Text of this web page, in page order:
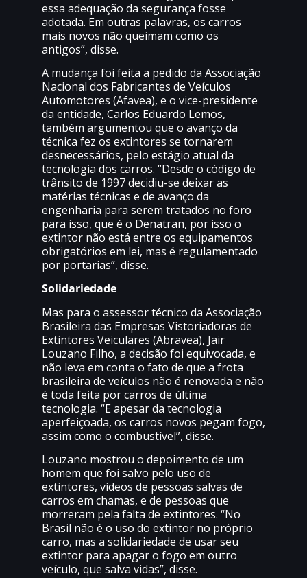
essa adequação da segurança fosse
adotada. Em outras palavras, os carros
mais novos não queimam como os
antigos”, disse.
A mudança foi feita a pedido da Associação
Nacional dos Fabricantes de Veículos
Automotores (Afavea), e o vice-presidente
da entidade, Carlos Eduardo Lemos,
também argumentou que o avanço da
técnica fez os extintores se tornarem
desnecessários, pelo estágio atual da
tecnologia dos carros. “Desde o código de
trânsito de 1997 decidiu-se deixar as
matérias técnicas e de avanço da
engenharia para serem tratados no foro
para isso, que é o Denatran, por isso o
extintor não está entre os equipamentos
obrigatórios em lei, mas é regulamentado
por portarias”, disse.
Solidariedade
Mas para o assessor técnico da Associação
Brasileira das Empresas Vistoriadoras de
Extintores Veiculares (Abravea), Jair
Louzano Filho, a decisão foi equivocada, e
não leva em conta o fato de que a frota
brasileira de veículos não é renovada e não
é toda feita por carros de última
tecnologia. “E apesar da tecnologia
aperfeiçoada, os carros novos pegam fogo,
assim como o combustível”, disse.
Louzano mostrou o depoimento de um
homem que foi salvo pelo uso de
extintores, vídeos de pessoas salvas de
carros em chamas, e de pessoas que
morreram pela falta de extintores. “No
Brasil não é o uso do extintor no próprio
carro, mas a solidariedade de usar seu
extintor para apagar o fogo em outro
veículo, que salva vidas”, disse.